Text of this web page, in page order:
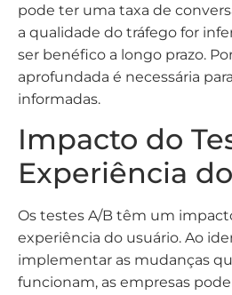
pode ter uma taxa de
a qualidade do tráfego for
ser benéfico a longo prazo.
aprofundada é necessária
informadas.
Impacto do
Experiência
Os testes A/B têm um
experiência do usuário. Ao
implementar as mudanças
funcionam, as empresas